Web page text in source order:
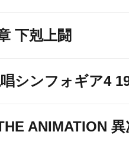
下剋上闘
シンフォギア4
ANIMATION